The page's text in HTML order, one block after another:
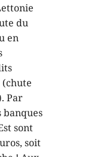
du
en
(chute
Par
banques
sont
soit